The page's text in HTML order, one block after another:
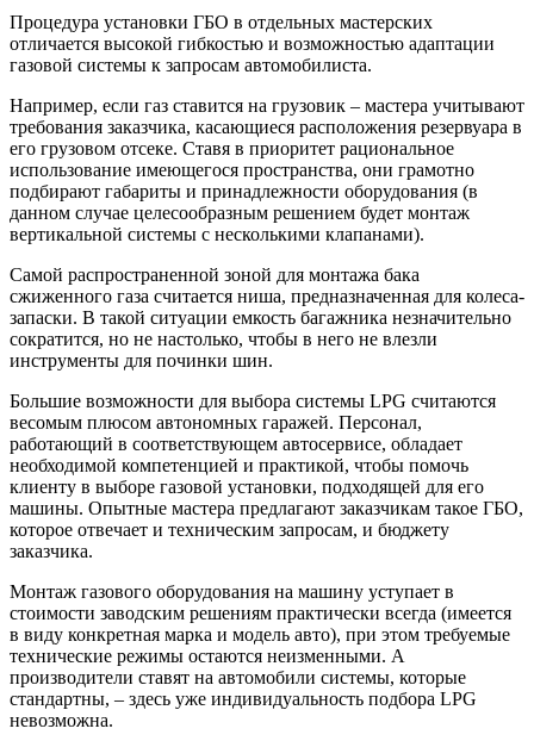
Процедура установки ГБО в отдельных мастерских
отличается высокой гибкостью и возможностью адаптации
газовой системы к запросам автомобилиста.
Например, если газ ставится на грузовик – мастера учитывают
требования заказчика, касающиеся расположения резервуара в
его грузовом отсеке. Ставя в приоритет рациональное
использование имеющегося пространства, они грамотно
подбирают габариты и принадлежности оборудования (в
данном случае целесообразным решением будет монтаж
вертикальной системы с несколькими клапанами).
Самой распространенной зоной для монтажа бака
сжиженного газа считается ниша, предназначенная для колеса-
запаски. В такой ситуации емкость багажника незначительно
сократится, но не настолько, чтобы в него не влезли
инструменты для починки шин.
Большие возможности для выбора системы LPG считаются
весомым плюсом автономных гаражей. Персонал,
работающий в соответствующем автосервисе, обладает
необходимой компетенцией и практикой, чтобы помочь
клиенту в выборе газовой установки, подходящей для его
машины. Опытные мастера предлагают заказчикам такое ГБО,
которое отвечает и техническим запросам, и бюджету
заказчика.
Монтаж газового оборудования на машину уступает в
стоимости заводским решениям практически всегда (имеется
в виду конкретная марка и модель авто), при этом требуемые
технические режимы остаются неизменными. А
производители ставят на автомобили системы, которые
стандартны, – здесь уже индивидуальность подбора LPG
невозможна.